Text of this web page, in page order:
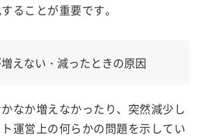
ることが重要です。
えない・減ったときの原因
なか増えなかったり、突然減少し
運営上の何らかの問題を示してい